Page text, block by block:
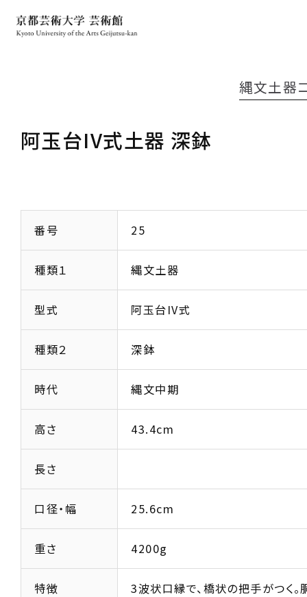
阿玉台IV式土器 深鉢
縄文土器
番号 25
種類１ 縄文土器
型式 阿玉台IV式
種類２ 深鉢
時代 縄文中期
高さ 43.4cm
長さ
口径・幅 25.6cm
重さ 4200g
特徴
3波状口縁で、橋状の把手がつく